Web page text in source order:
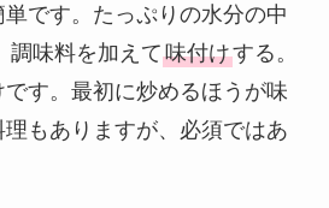
です。たっぷりの水分の中
調味料を加えて味付けする。
す。最初に炒めるほうが味
もありますが、必須ではあ